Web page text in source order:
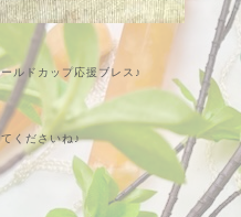
ルドカップ応援ブレス♪
くださいね♪